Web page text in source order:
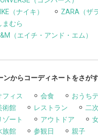
（ナイキ）
ZARA（ザラ
まむら
（エイチ・アンド・エム）
ンからコーディネートをさが
フィス 会食
おうち
術館
レストラン
二
ゾート
アウトドア
族館
参観日
親子